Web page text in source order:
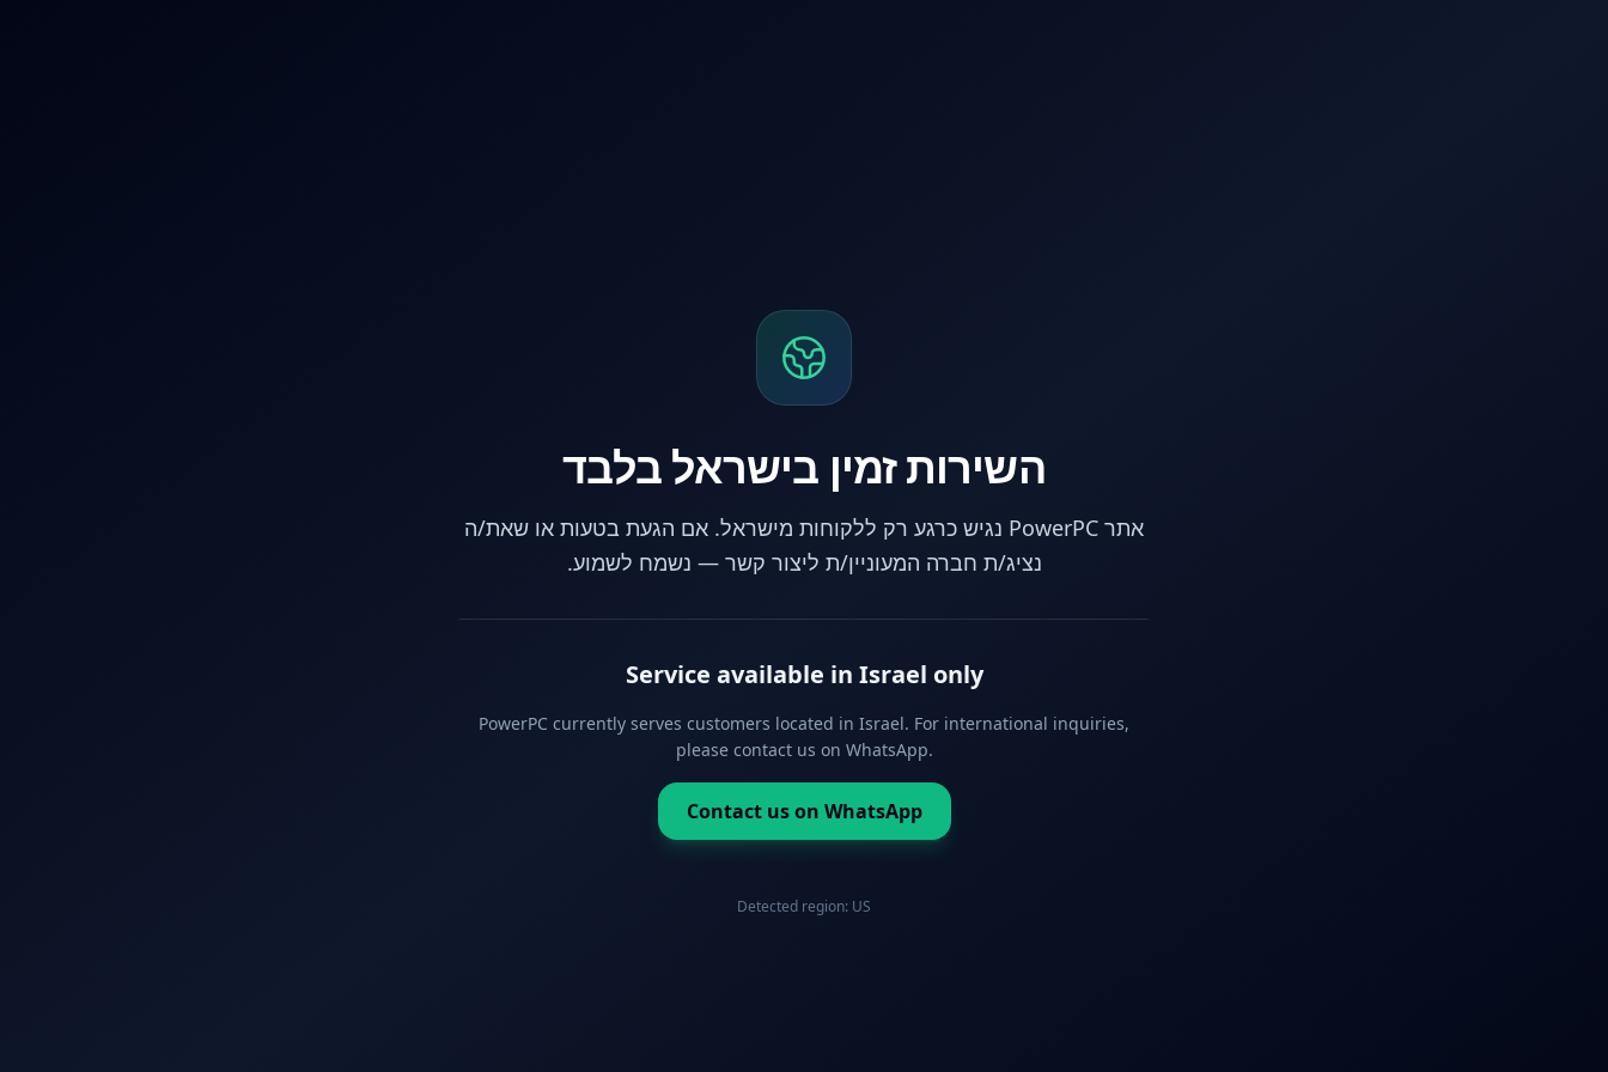
השירות זמין בישראל בלבד
אתר PowerPC נגיש כרגע רק ללקוחות מישראל. אם הגעת בטעות או שאת/ה
נציג/ת חברה המעוניין/ת ליצור קשר — נשמח לשמוע.
Service available in Israel only
PowerPC currently serves customers located in Israel. For international inquiries,
please contact us on WhatsApp.
Contact us on WhatsApp
Detected region: US